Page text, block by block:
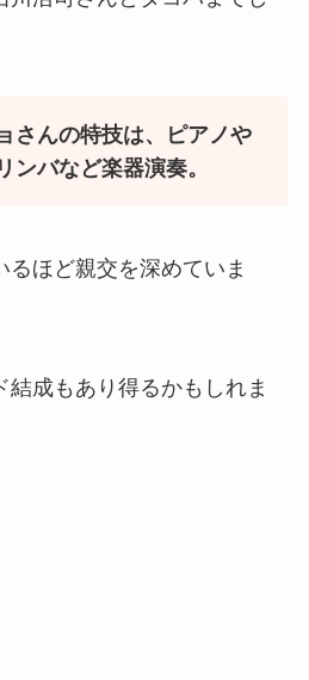
さんの特技は、ピアノや
ンバなど楽器演奏。
るほど親交を深めていま
結成もあり得るかもしれま